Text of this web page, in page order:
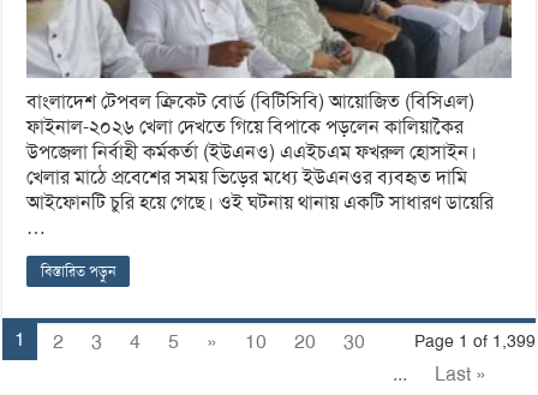
বাংলাদেশ টেপবল ক্রিকেট বোর্ড (বিটিসিবি) আয়োজিত (বিসিএল)
ফাইনাল-২০২৬ খেলা দেখতে গিয়ে বিপাকে পড়লেন কালিয়াকৈর
উপজেলা নির্বাহী কর্মকর্তা (ইউএনও) এএইচএম ফখরুল হোসাইন।
খেলার মাঠে প্রবেশের সময় ভিড়ের মধ্যে ইউএনওর ব্যবহৃত দামি
আইফোনটি চুরি হয়ে গেছে। ওই ঘটনায় থানায় একটি সাধারণ ডায়েরি
…
বিস্তারিত পড়ুন
Page 1 of 1,399
1 2 3 4 5 » 10 20
30
...
Last »